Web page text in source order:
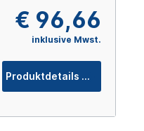
€ 96,66
inklusive Mwst.
Produktdetails